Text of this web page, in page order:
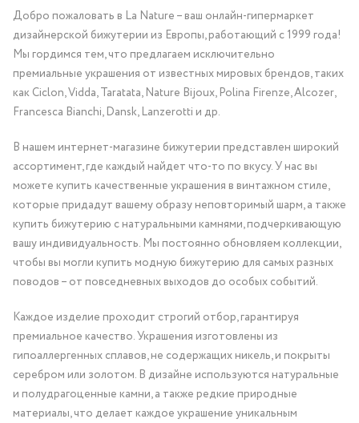
Добро пожаловать в La Nature – ваш онлайн-гипермаркет
дизайнерской бижутерии из Европы, работающий с 1999 года!
Мы гордимся тем, что предлагаем исключительно
премиальные украшения от известных мировых брендов, таких
как Ciclon, Vidda, Taratata, Nature Bijoux, Polina Firenze, Alcozer,
Francesca Bianchi, Dansk, Lanzerotti и др.
В нашем интернет-магазине бижутерии представлен широкий
ассортимент, где каждый найдет что-то по вкусу. У нас вы
можете купить качественные украшения в винтажном стиле,
которые придадут вашему образу неповторимый шарм, а также
купить бижутерию с натуральными камнями, подчеркивающую
вашу индивидуальность. Мы постоянно обновляем коллекции,
чтобы вы могли купить модную бижутерию для самых разных
поводов – от повседневных выходов до особых событий.
Каждое изделие проходит строгий отбор, гарантируя
премиальное качество. Украшения изготовлены из
гипоаллергенных сплавов, не содержащих никель, и покрыты
серебром или золотом. В дизайне используются натуральные
и полудрагоценные камни, а также редкие природные
материалы, что делает каждое украшение уникальным